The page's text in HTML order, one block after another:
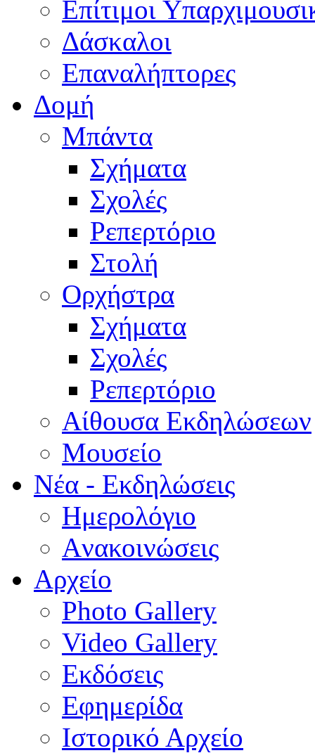
Επίτιμοι
Δάσκαλοι
Επαναλήπτορες
Δομή
Μπάντα
Σχήματα
Σχολές
Ρεπερτόριο
Στολή
Ορχήστρα
Σχήματα
Σχολές
Ρεπερτόριο
Aίθουσα Εκδηλώσεων
Μουσείο
Νέα - Εκδηλώσεις
Ημερολόγιο
Aνακοινώσεις
Αρχείο
Photo Gallery
Video Gallery
Εκδόσεις
Εφημερίδα
Ιστορικό Αρχείο